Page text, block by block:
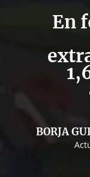
En
BORJA